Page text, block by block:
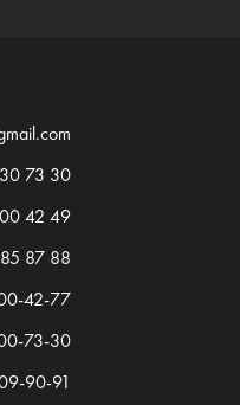
73 30
42 49
87 88
42-77
73-30
90-91